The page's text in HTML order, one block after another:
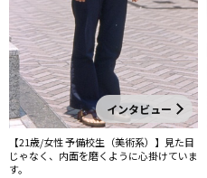
インタビュー
【21歳/女性 予備校生（美術系）】見た目
じゃなく、内面を磨くように心掛けていま
す。